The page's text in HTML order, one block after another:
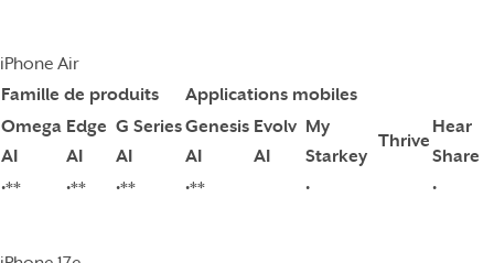
iPhone Air
Famille de produits
Applications mobiles
Omega
AI
Edge
AI
G Series
AI
Genesis
AI
Evolv
AI
My
Starkey
Thrive
Hear
Share
•**
•** •** •** • •